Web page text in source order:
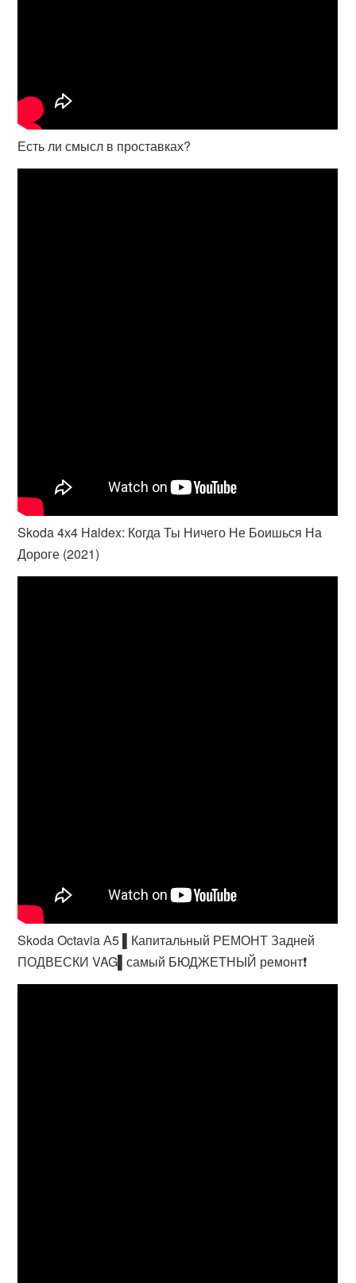
Есть ли смысл в проставках?
Skoda 4х4 Haldex: Когда Ты Ничего Не Боишься На
Дороге (2021)
Skoda Octavia А5 ▌Капитальный РЕМОНТ Задней
ПОДВЕСКИ VAG▌самый БЮДЖЕТНЫЙ ремонт❗